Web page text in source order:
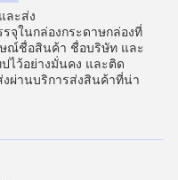
ละส่ง
รจุในกล่องกระดาษกล่องที่
ณ์ชื่อสินค้า ชื่อบริษัท และ
ไว้อย่างมั่นคง และติด
ผ่านบริการส่งสินค้าที่น่า